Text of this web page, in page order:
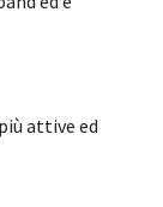
attive ed